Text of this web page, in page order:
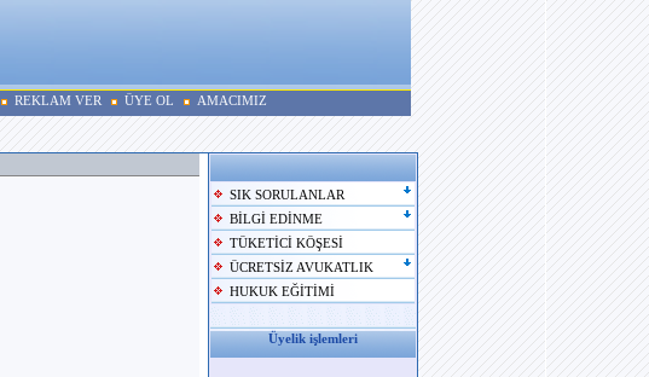
REKLAM VER ÜYE OL AMACIMIZ
SIK SORULANLAR
BİLGİ EDİNME
TÜKETİCİ KÖŞESİ
ÜCRETSİZ AVUKATLIK
HUKUK EĞİTİMİ
Üyelik işlemleri